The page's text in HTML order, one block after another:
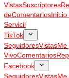
VistasSuscriptores
deComentariosInicio
Servicii
TikTok
SeguidoresVistasMe
VivoComentarios
Facebook
SeguidoresVistasMe